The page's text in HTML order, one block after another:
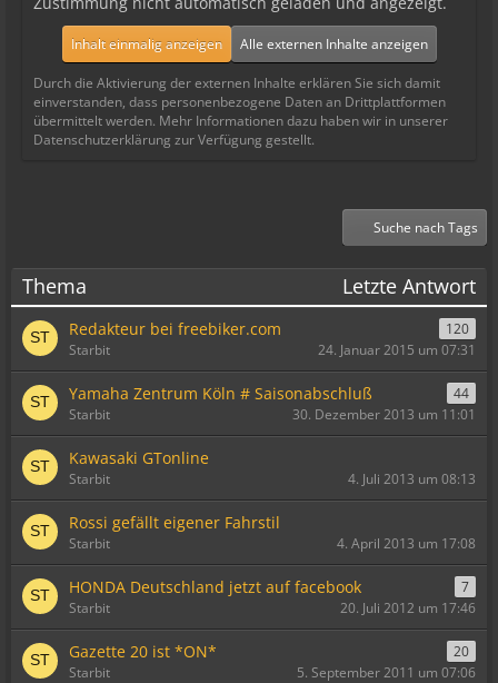
Inhalt einmalig anzeigen Alle externen Inhalte anzeigen
Durch die Aktivierung der externen Inhalte erklären Sie sich damit
einverstanden, dass personenbezogene Daten an Drittplattformen
übermittelt werden. Mehr Informationen dazu haben wir in unserer
Datenschutzerklärung zur Verfügung gestellt.
Suche nach Tags
Thema Letzte Antwort
Redakteur bei freebiker.com
120
Starbit
24. Januar 2015 um 07:31
Yamaha Zentrum Köln # Saisonabschluß
44
Starbit
30. Dezember 2013 um 11:01
Kawasaki GTonline
Starbit 4. Juli 2013 um 08:13
Rossi gefällt eigener Fahrstil
Starbit 4. April 2013 um 17:08
HONDA Deutschland jetzt auf facebook
7
Starbit
20. Juli 2012 um 17:46
Gazette 20 ist *ON*
20
Starbit
5. September 2011 um 07:06